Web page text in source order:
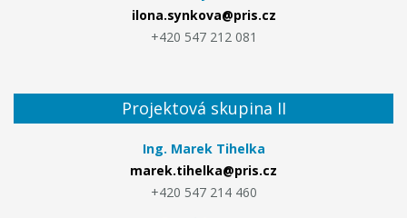
ilona.synkova@pris.cz
+420 547 212 081
Projektová skupina II
Ing. Marek Tihelka
marek.tihelka@pris.cz
+420 547 214 460